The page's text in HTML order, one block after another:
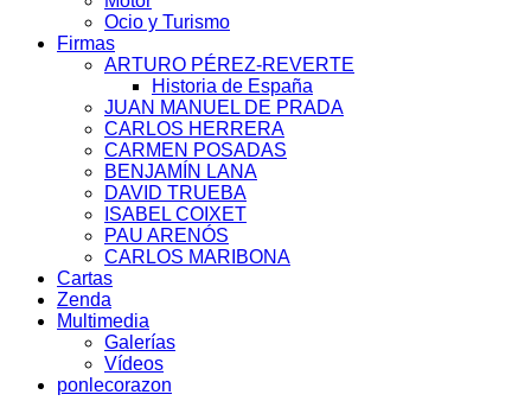
Ocio y Turismo
Firmas
ARTURO PÉREZ-REVERTE
Historia de España
JUAN MANUEL DE PRADA
CARLOS HERRERA
CARMEN POSADAS
BENJAMÍN LANA
DAVID TRUEBA
ISABEL COIXET
PAU ARENÓS
CARLOS MARIBONA
Cartas
Zenda
Multimedia
Galerías
Vídeos
ponlecorazon